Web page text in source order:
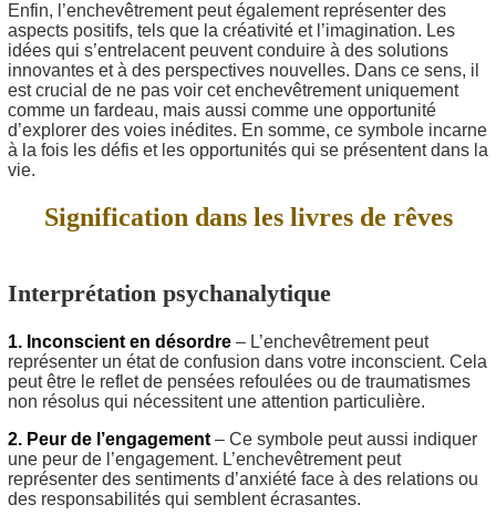
Enfin, l’enchevêtrement peut également représenter des
aspects positifs, tels que la créativité et l’imagination. Les
idées qui s’entrelacent peuvent conduire à des solutions
innovantes et à des perspectives nouvelles. Dans ce sens, il
est crucial de ne pas voir cet enchevêtrement uniquement
comme un fardeau, mais aussi comme une opportunité
d’explorer des voies inédites. En somme, ce symbole incarne
à la fois les défis et les opportunités qui se présentent dans la
vie.
Signification dans les livres de rêves
Interprétation psychanalytique
1. Inconscient en désordre – L’enchevêtrement peut
représenter un état de confusion dans votre inconscient. Cela
peut être le reflet de pensées refoulées ou de traumatismes
non résolus qui nécessitent une attention particulière.
2. Peur de l’engagement – Ce symbole peut aussi indiquer
une peur de l’engagement. L’enchevêtrement peut
représenter des sentiments d’anxiété face à des relations ou
des responsabilités qui semblent écrasantes.